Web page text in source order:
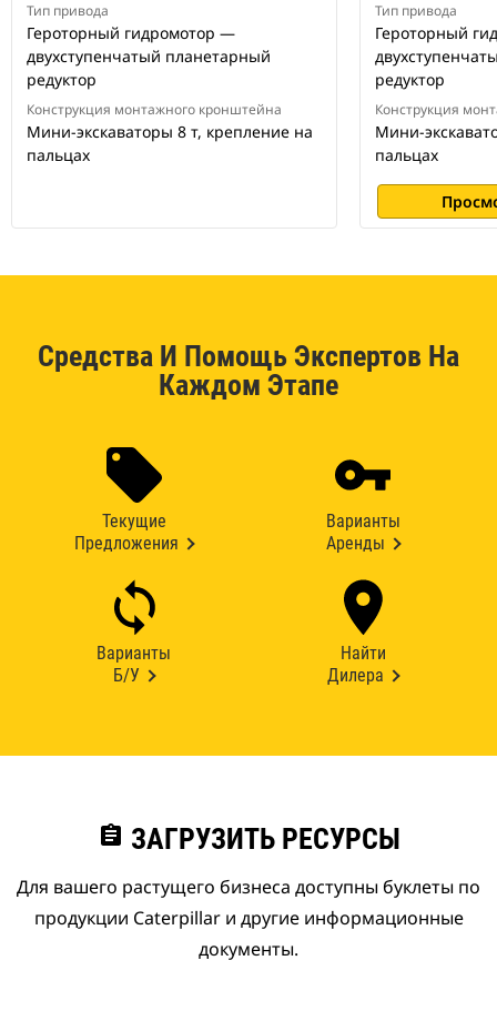
Тип привода
Героторный гидромотор —
двухступенчатый планетарный
редуктор
Конструкция монтажного кронштейна
Мини-экскаваторы 8 т, крепление на
пальцах
Тип привода
Героторный
редуктор
Конструкция
Мини-
пальцах
Средства И Помощь Экспертов На
Каждом Этапе
Текущие
Предложения
Варианты
Аренды
Варианты
Б/У
Найти
Дилера
assignment ЗАГРУЗИТЬ РЕСУРСЫ
Для вашего растущего бизнеса доступны буклеты по
продукции Caterpillar и другие информационные
документы.